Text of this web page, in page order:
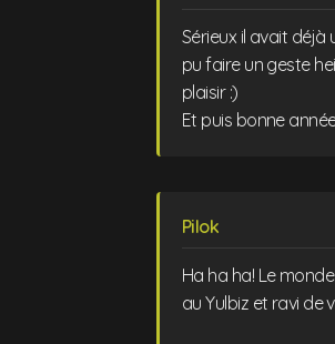
Sérieux il avait déjà
pu faire un geste
plaisir :)
Et puis bonne
Pilok
Ha ha ha! Le
au Yulbiz et ravi de